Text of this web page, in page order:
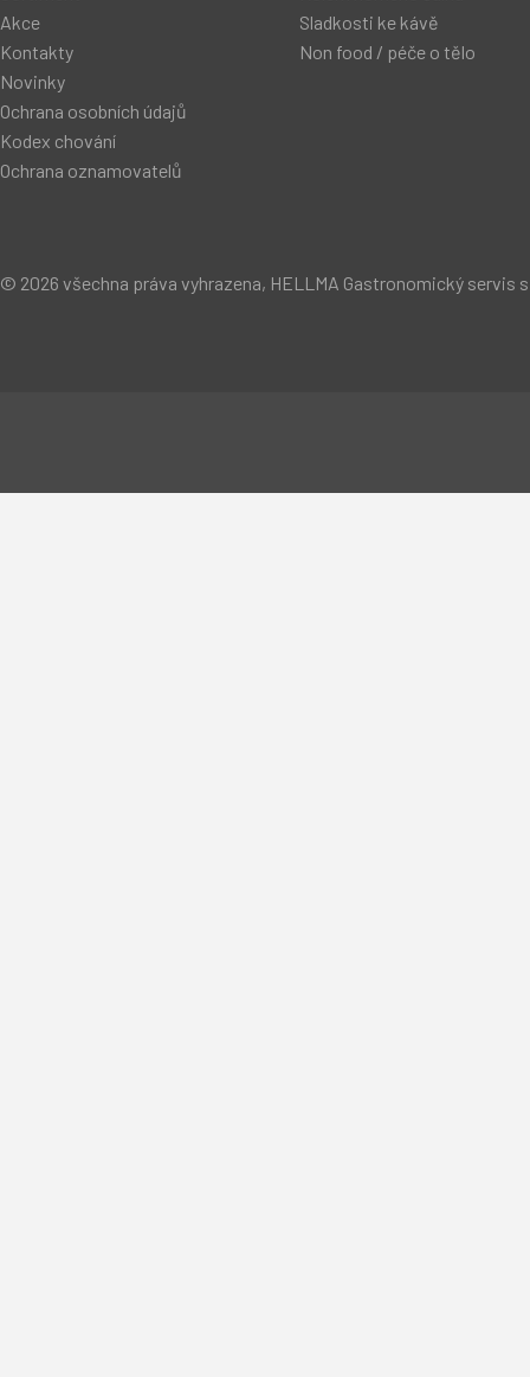
Akce
Kontakty
Novinky
Ochrana osobních údajů
Kodex chování
Ochrana oznamovatelů
Sladkosti ke kávě
Non food / péče o tělo
© 2026 všechna práva vyhrazena, HELLMA Gastronomický servis